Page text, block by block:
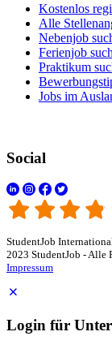
Kostenlos
Alle
Nebenjob
Ferienjob
Praktikum
Jobs im
Social
StudentJob
2023 StudentJob - Alle
Impressum
Login für